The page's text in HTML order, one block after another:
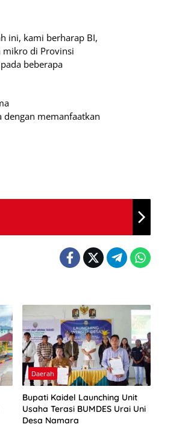
ini, kami berharap BI,
mikro di Provinsi
beberapa
memanfaatkan
Daerah
Bupati Kaidel Launching Unit
Usaha Terasi BUMDES Urai Uni
Desa Namara